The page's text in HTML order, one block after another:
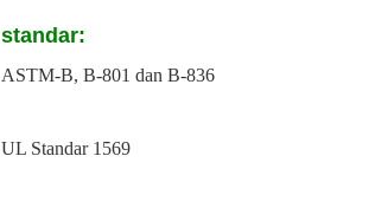
standar:
ASTM-B, B-801 dan B-836
UL Standar 1569